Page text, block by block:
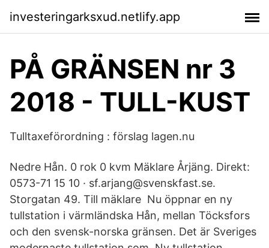
investeringarksxud.netlify.app
PÅ GRÄNSEN nr 3
2018 - TULL-KUST
Tulltaxeförordning : förslag lagen.nu
Nedre Hån. 0 rok 0 kvm Mäklare Årjäng. Direkt:
0573-71 15 10 · sf.arjang@svenskfast.se.
Storgatan 49. Till mäklare Nu öppnar en ny
tullstation i värmländska Hån, mellan Töcksfors
och den svensk-norska gränsen. Det är Sveriges